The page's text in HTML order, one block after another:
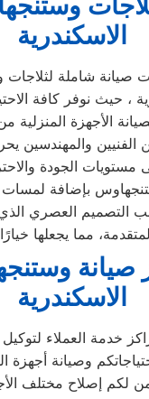
الاسكندرية
صيانة شاملة
، حيث نوفر كافة
الفنيين والمهندسين
بإضافة لمسات
التصميم العصري
صيانة
الاسكندرية
خدمة العملاء
وصيانة أجهزة
لكم إصلاح مختلف